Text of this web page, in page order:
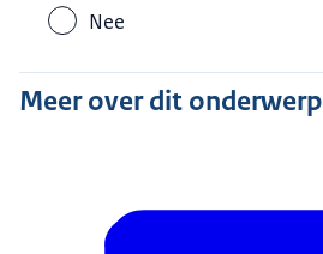
Nee
Meer over dit onderwerp